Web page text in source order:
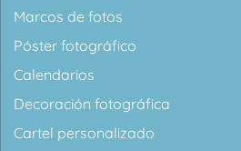
Marcos de fotos
Póster fotográfico
Calendarios
Decoración fotográfica
Cartel personalizado